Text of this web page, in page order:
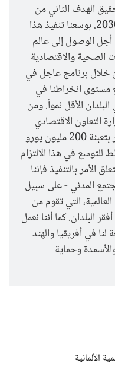
الهدف الثاني من
أهداف التنمية المستدامة حتى عام 2030. بوسعنا تنفيذ هذا
أجل الوصول إلى عالم
الصحية والاقتصادية
خلال برنامج عاجل في
مستوى انخراطنا في
الأقل نمواً. ومن
التعاون الاقتصادي
والتنمية الألمانية قمنا في وقت قصير بتعبئة 200 مليون يورو
في هذا الالتزام
الأمر بالتنفيذ فإننا
المدني - على سبيل
التي تقوم من
البلدان. كما أننا نعمل
لنا في أفريقيا والهند
وحماية
الألمانية